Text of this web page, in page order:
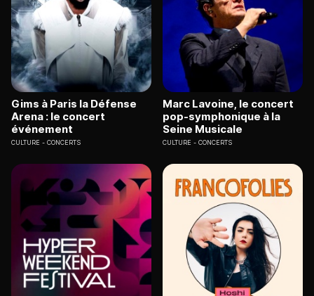
Gims à Paris la Défense
Arena : le concert
événement
CULTURE CONCERTS
Marc Lavoine, le concert
pop-symphonique à la
Seine Musicale
CULTURE CONCERTS